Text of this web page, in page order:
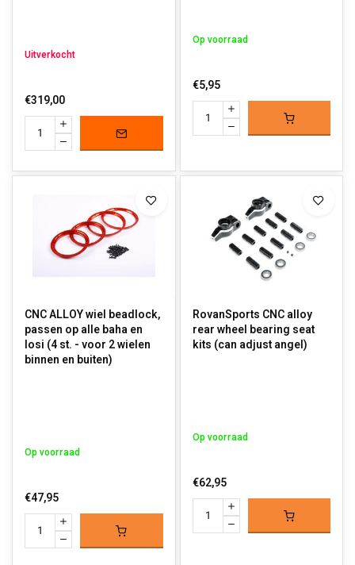
Uitverkocht
€319,00
Op voorraad
€5,95
CNC ALLOY wiel beadlock,
passen op alle baha en
losi (4 st. - voor 2 wielen
binnen en buiten)
Op voorraad
€47,95
RovanSports CNC alloy
rear wheel bearing seat
kits (can adjust angel)
Op voorraad
€62,95